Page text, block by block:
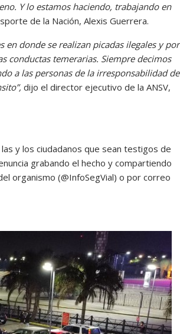
Y lo estamos haciendo, trabajando en
de la Nación, Alexis Guerrera.
en donde se realizan picadas ilegales y por
conductas temerarias. Siempre decimos
a las personas de la irresponsabilidad de
dijo el director ejecutivo de la ANSV,
y los ciudadanos que sean testigos de
grabando el hecho y compartiendo
organismo (@InfoSegVial) o por correo